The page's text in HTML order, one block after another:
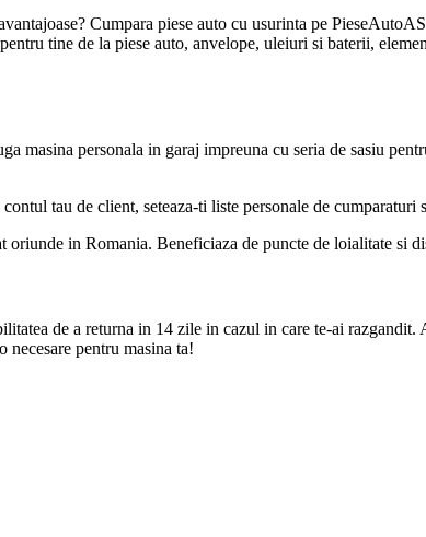
Cumpara piese auto cu usurinta pe
tine de la piese auto, anvelope, uleiuri si baterii,
masina personala in garaj impreuna cu seria de sasiu
tau de client, seteaza-ti liste personale de
in Romania. Beneficiaza de puncte de loialitate si
de a returna in 14 zile in cazul in care te-ai
pentru masina ta!